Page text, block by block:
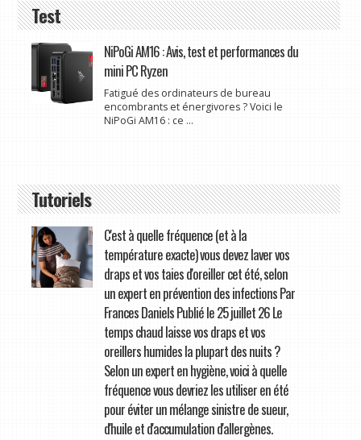
Test
NiPoGi AM16 : Avis, test et performances du
mini PC Ryzen
Fatigué des ordinateurs de bureau
encombrants et énergivores ? Voici le
NiPoGi AM16 : ce ...
Tutoriels
C'est à quelle fréquence (et à la
température exacte) vous devez laver vos
draps et vos taies d'oreiller cet été, selon
un expert en prévention des infections Par
Frances Daniels Publié le 25 juillet 26 Le
temps chaud laisse vos draps et vos
oreillers humides la plupart des nuits ?
Selon un expert en hygiène, voici à quelle
fréquence vous devriez les utiliser en été
pour éviter un mélange sinistre de sueur,
d'huile et d'accumulation d'allergènes.